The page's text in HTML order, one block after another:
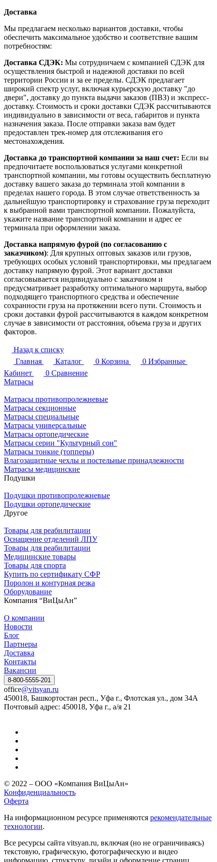
Доставка
Мы предлагаем несколько вариантов доставки, чтобы
обеспечить максимальное удобство и соответствие вашим
потребностям:
Доставка СДЭК: Мы сотрудничаем с компанией СДЭК для
осуществления быстрой и надежной доставки по всей
территории России и за ее пределы. СДЭК предлагает
широкий спектр услуг, включая курьерскую доставку "до
двери", доставку до пункта выдачи заказов (ПВЗ) и экспресс-
доставку. Стоимость и сроки доставки СДЭК рассчитываются
индивидуально в зависимости от веса, габаритов и пункта
назначения заказа. После отправки заказа вам будет
предоставлен трек-номер для отслеживания его
местонахождения.
Доставка до транспортной компании за наш счет: Если вы
предпочитаете воспользоваться услугами конкретной
транспортной компании, мы готовы осуществить бесплатную
доставку вашего заказа до терминала этой компании в
пределах нашего города. В этом случае ответственность за
дальнейшую транспортировку и страхование груза переходит
к выбранной вами транспортной компании. Пожалуйста,
укажите название транспортной компании и адрес ее
терминала при оформлении заказа.
Доставка напрямую фурой (по согласованию с
заказчиком): Для крупных оптовых заказов или грузов,
требующих особых условий транспортировки, мы предлагаем
доставку напрямую фурой. Этот вариант доставки
согласовывается индивидуально с заказчиком и
предусматривает разработку оптимального маршрута, выбор
подходящего транспортного средства и обеспечение
сохранности груза на протяжении всего пути. Стоимость и
сроки доставки фурой рассчитываются в каждом конкретном
случае в зависимости от расстояния, объема груза и других
факторов.
Назад к списку
Главная
Каталог 0 Корзина 0 Избранные
Кабинет
0 Сравнение
Матрасы
Матрасы противопролежневые
Матрасы секционные
Матрасы специальные
Матрасы универсальные
Матрасы ортопедические
Матрасы серии "Культурный сон"
Матрасы тонкие (топперы)
Влагозащитные чехлы и постельные принадлежности
Матрасы медицинские
Подушки
Подушки противопролежневые
Подушки ортопедические
Другое
Товары для реабилитации
Оснащение отделений ЛПУ
Товары для реабилитации
Медицинские товары
Товары для спорта
Купить по сертификату СФР
Поролон и контурная резка
Оборудование
Компания “ВиЦыАн”
О компании
Новости
Блог
Партнеры
Доставка
Контакты
Вакансии
8-800-5555-201
office@vitsyan.ru
450018, Башкортостан респ., Уфа г., Флотская ул., дом 34А
Почтовый адрес: 450018, Уфа г., а/я 21
© 2022 – ООО «Компания ВиЦыАн»
Конфиденциальность
Оферта
На информационном ресурсе применяются рекомендательные
технологии.
Все ресурсы сайта vitsyan.ru, включая (но не ограничиваясь)
текстовую, графическую, фотографическую и видео
информацию, структуру, дизайн и оформление страниц,